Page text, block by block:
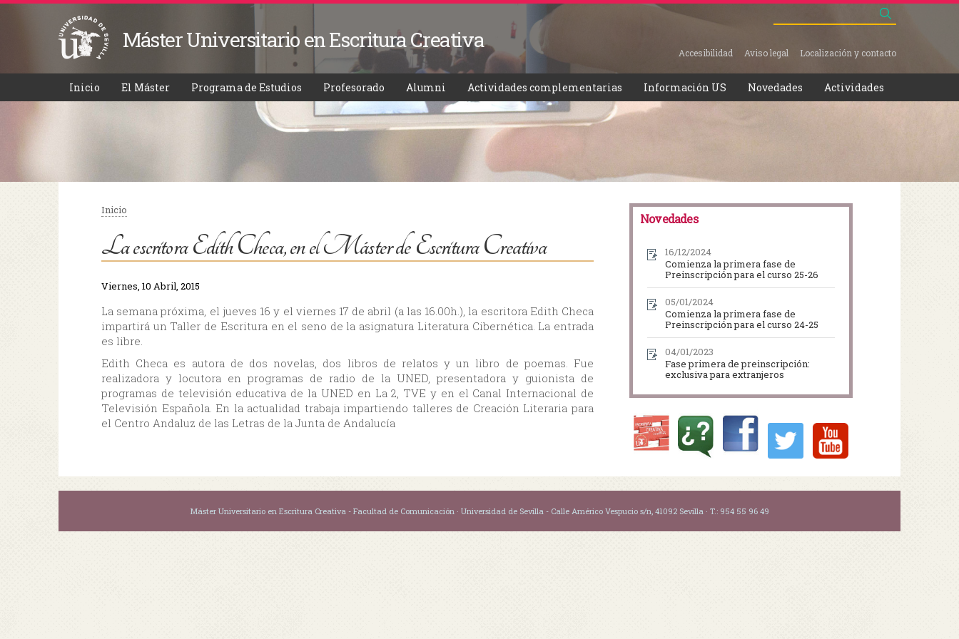
principal
Máster Universitario en Escritura Creativa
Formulario de búsqueda
Accesibilidad Aviso legal Localización y contacto
Inicio El Máster Programa de Estudios Profesorado Alumni Actividades complementarias Información US Novedades Actividades
Se encuentra usted aquí
Inicio
La escritora Edith Checa, en el Máster de Escritura Creativa
Viernes, 10 Abril, 2015
La semana próxima, el jueves 16 y el viernes 17 de abril (a las 16.00h.), la escritora Edith Checa
impartirá un Taller de Escritura en el seno de la asignatura Literatura Cibernética. La entrada
es libre.
Edith Checa es autora de dos novelas, dos libros de relatos y un libro de poemas. Fue
realizadora y locutora en programas de radio de la UNED, presentadora y guionista de
programas de televisión educativa de la UNED en La 2, TVE y en el Canal Internacional de
Televisión Española. En la actualidad trabaja impartiendo talleres de Creación Literaria para
el Centro Andaluz de las Letras de la Junta de Andalucía
Novedades
16/12/2024
Comienza la primera fase de
Preinscripción para el curso 25-26
05/01/2024
Comienza la primera fase de
Preinscripción para el curso 24-25
04/01/2023
Fase primera de preinscripción:
exclusiva para extranjeros
Máster Universitario en Escritura Creativa - Facultad de Comunicación · Universidad de Sevilla - Calle Américo Vespucio s/n, 41092 Sevilla · T.: 954 55 96 49